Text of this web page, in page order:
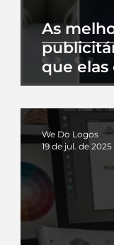
As
que
We Do Logos
19 de jul. de 2025